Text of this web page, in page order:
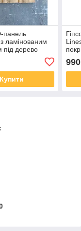
панель
ламінованим
під дерево
Купити
990